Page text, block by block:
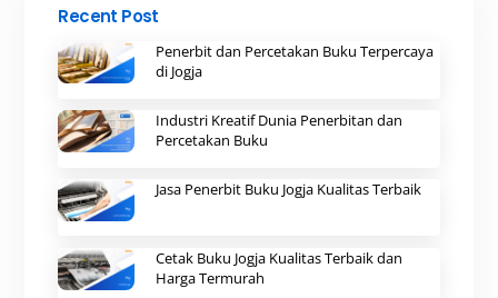
Recent Post
Penerbit dan Percetakan Buku Terpercaya
di Jogja
Industri Kreatif Dunia Penerbitan dan
Percetakan Buku
Jasa Penerbit Buku Jogja Kualitas Terbaik
Cetak Buku Jogja Kualitas Terbaik dan
Harga Termurah